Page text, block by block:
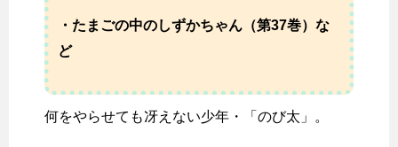
・たまごの中のしずかちゃん（第37巻）な
ど
何をやらせても冴えない少年・「のび太」。